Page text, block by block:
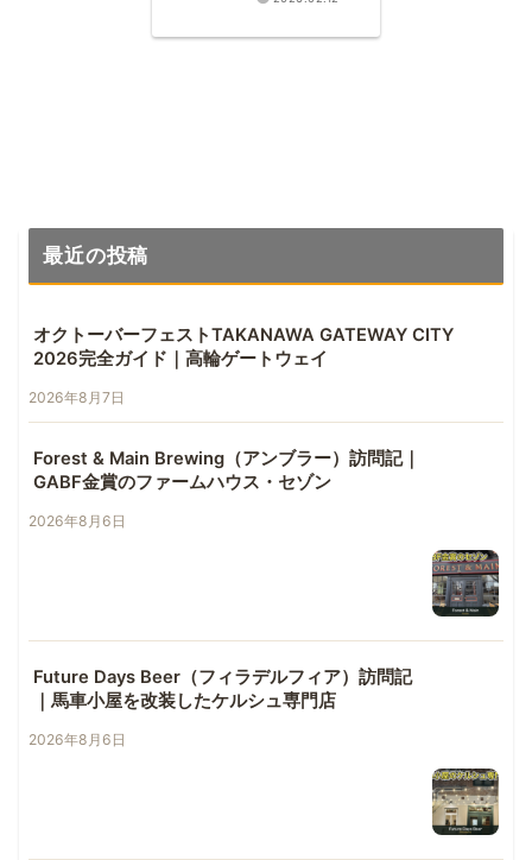
最近の投稿
オクトーバーフェストTAKANAWA GATEWAY CITY
2026完全ガイド｜高輪ゲートウェイ
2026年8月7日
Forest & Main Brewing（アンブラー）訪問記｜
GABF金賞のファームハウス・セゾン
2026年8月6日
Future Days Beer（フィラデルフィア）訪問記
｜馬車小屋を改装したケルシュ専門店
2026年8月6日